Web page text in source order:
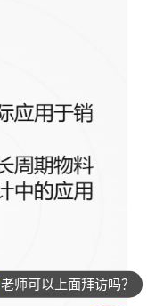
老师可以上面拜访吗？